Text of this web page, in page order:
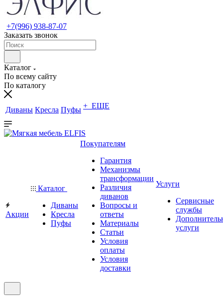
+7(996) 938-87-07
Заказать звонок
Каталог
По всему сайту
По каталогу
Диваны Кресла Пуфы + ЕЩЕ
Акции
Каталог
Диваны
Кресла
Пуфы
Покупателям
Гарантия
Механизмы
трансформации
Различия
диванов
Вопросы и
ответы
Материалы
Статьи
Условия
оплаты
Условия
доставки
Услуги
Сервисные
службы
услуги